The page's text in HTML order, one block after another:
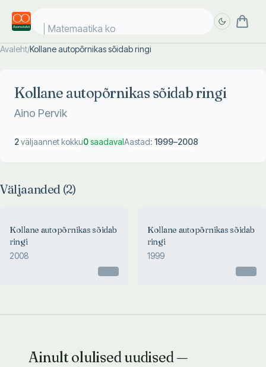
Matemaatika kos
Avaleht/Kollane autopõrnikas sõidab ringi
Kollane autopõrnikas sõidab ringi
Aino Pervik
2väljaannet kokku0saadavalAastad: 1999–2008
Väljaanded (2)
Kollane autopõrnikas sõidab
ringi
2008
Kollane autopõrnikas sõidab
ringi
1999
Ainult olulised uudised —